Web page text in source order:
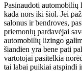
Pasinaudoti automobilių
kada nors iki šiol. Jei
salonus ir bendroves,
priemonių pardavėjai
automobilių lizingo
šiandien yra bene pati
vartotojai pasitelkia
tai labai puikiai atspindi